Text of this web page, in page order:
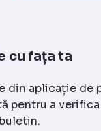
cu fața ta
din aplicație de
pentru a